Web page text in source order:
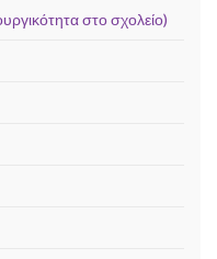
στο σχολείο)